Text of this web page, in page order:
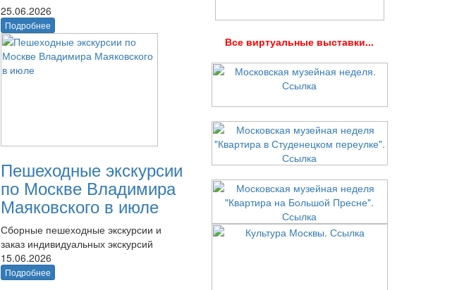
25.06.2026
Подробнее
Пешеходные экскурсии
по Москве Владимира
Маяковского в июле
Сборные пешеходные экскурсии и
заказ индивидуальных экскурсий
15.06.2026
Подробнее
Все виртуальные выставки...